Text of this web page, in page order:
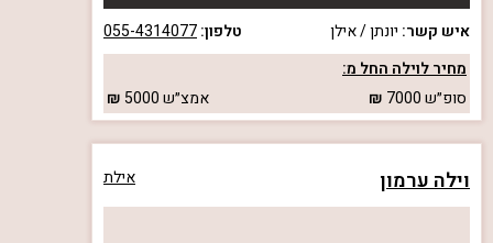
איש קשר: יונתן / אילן טלפון:055-4314077
מחיר לוילה החל מ:
סופ״ש7000 אמצ״ש5000
וילה ערמון אילת